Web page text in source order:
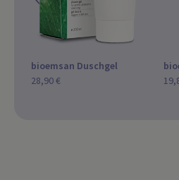
bioemsan Duschgel
28,90 €